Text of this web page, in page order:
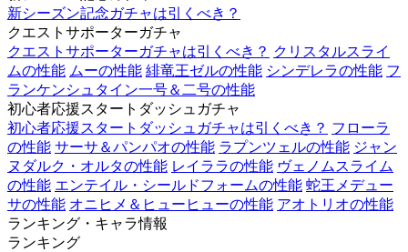
新シーズン記念ガチャは引くべき？
クエストサポーターガチャ
クエストサポーターガチャは引くべき？ クリスタルスライ
ムの性能 ムーの性能 緋竜王ゼルの性能 シンデレラの性能 フ
ランケンシュタイン一号＆二号の性能
初心者応援スタートダッシュガチャ
初心者応援スタートダッシュガチャは引くべき？ フローラ
の性能 サーサ＆パンパオの性能 ラプンツェルの性能 ジャン
ヌダルク・オルタの性能 レイララの性能 ヴェノムスライム
の性能 エンテイル・シールドフォームの性能 蛇王メデュー
サの性能 オニヒメ＆ヒューヒューの性能 アオトリオの性能
ランキング・キャラ情報
ランキング